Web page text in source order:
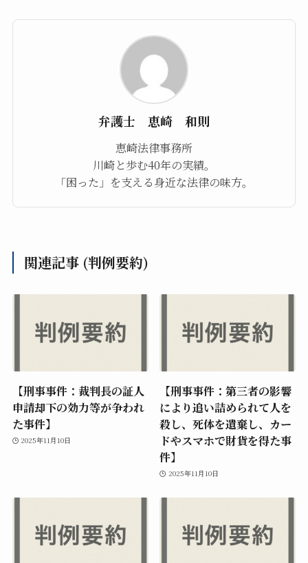
弁護士 恵崎 和則
恵崎法律事務所
川崎と歩む40年の実績。
「困った」を支える身近な法律の味方。
関連記事 (判例要約)
【刑事事件：裁判長の証人
申請却下の効力等が争われ
た事件】
2025年11月10日
【刑事事件：第三者の影響
により追い詰められて人を
殺し、死体を遺棄し、カー
ドやスマホで財貨を得た事
件】
2025年11月10日